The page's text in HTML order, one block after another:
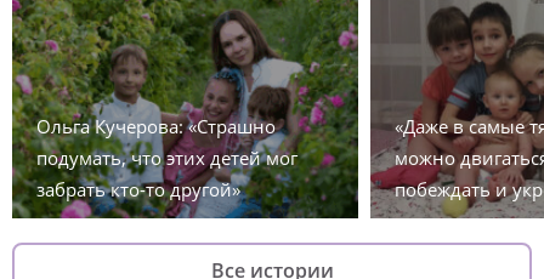
Ольга Кучерова: «Страшно
подумать, что этих детей мог
забрать кто-то другой»
«Даже в самые
можно
побеждать и
Все истории